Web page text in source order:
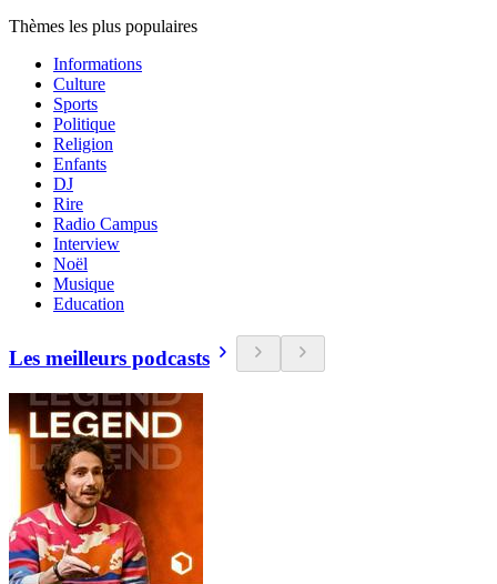
Thèmes les plus populaires
Informations
Culture
Sports
Politique
Religion
Enfants
DJ
Rire
Radio Campus
Interview
Noël
Musique
Education
Les meilleurs podcasts